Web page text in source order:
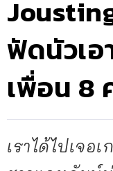
ฟัดนัวเ
เพื่อน 8
เราได้ไปเจอ